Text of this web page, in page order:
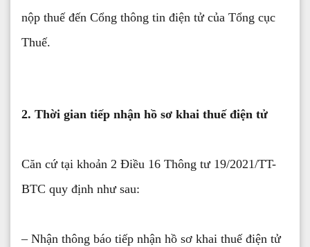
nộp thuế đến Cổng thông tin điện tử của Tổng cục
Thuế.
2. Thời gian tiếp nhận hồ sơ khai thuế điện tử
Căn cứ tại khoản 2 Điều 16 Thông tư 19/2021/TT-
BTC quy định như sau:
– Nhận thông báo tiếp nhận hồ sơ khai thuế điện tử